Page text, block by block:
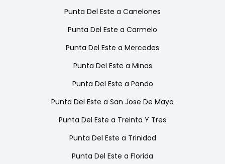
Punta Del Este a Canelones
Punta Del Este a Carmelo
Punta Del Este a Mercedes
Punta Del Este a Minas
Punta Del Este a Pando
Punta Del Este a San Jose De Mayo
Punta Del Este a Treinta Y Tres
Punta Del Este a Trinidad
Punta Del Este a Florida